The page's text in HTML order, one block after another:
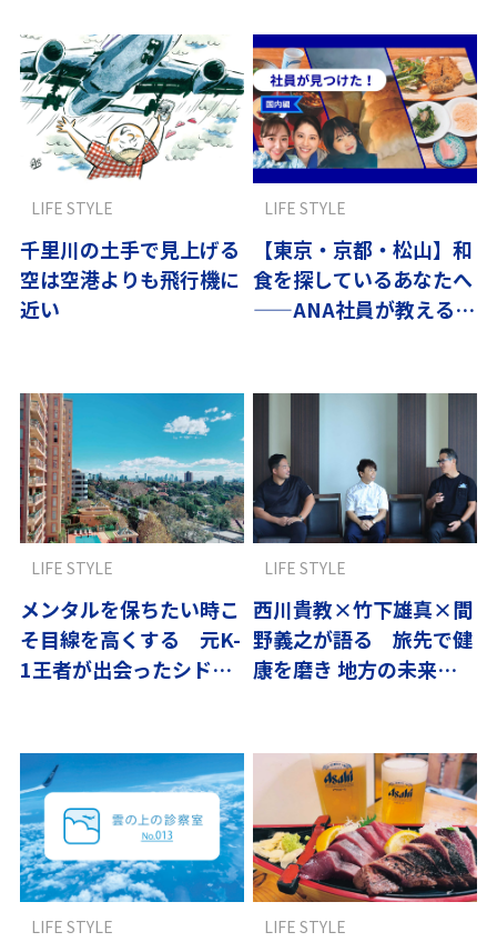
千里川の土手で見上げる
空は空港よりも飛行機に
近い
LIFE STYLE
【東京・京都・松山】和
食を探しているあなたへ
——ANA社員が教える美
LIFE STYLE
メンタルを保ちたい時こ
そ目線を高くする 元K-
1王者が出会ったシド
LIFE STYLE
西川貴教×竹下雄真×間
野義之が語る 旅先で健
康を磨き 地方の未来を
LIFE STYLE
LIFE STYLE LIFE STYLE